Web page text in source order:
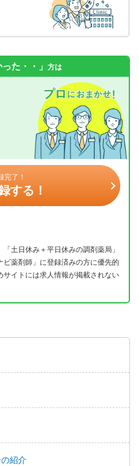
た・・」 方は
完了！
する！
土日休み＋平日休みの調剤薬局」
薬剤師」に登録済みの方に優先的
イトには求人情報が掲載されない
紹介